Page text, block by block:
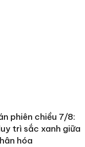
phiên chiều 7/8:
trì sắc xanh giữa
hóa